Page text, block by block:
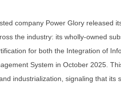
company Power Glory released
the industry: its wholly-owned
for both the Integration of
System in October 2025.
industrialization, signaling that